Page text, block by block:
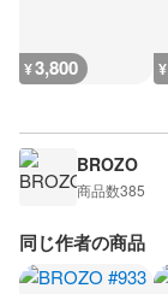
¥3,800 ¥
BROZO
商品数385
同じ作者の商品